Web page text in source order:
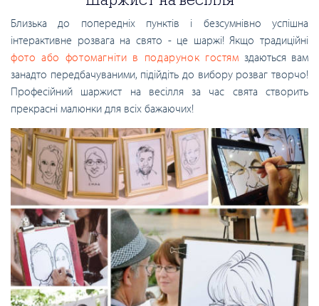
Близька до попередніх пунктів і безсумнівно успішна
інтерактивне розвага на свято - це шаржі! Якщо традиційні
фото або фотомагніти в подарунок гостям здаються вам
занадто передбачуваними, підійдіть до вибору розваг творчо!
Професійний шаржист на весілля за час свята створить
прекрасні малюнки для всіх бажаючих!